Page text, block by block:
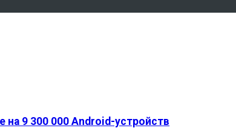
на 9 300 000 Android-устройств